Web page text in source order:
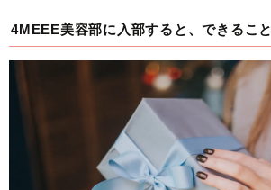
4MEEE美容部に入部すると、できること